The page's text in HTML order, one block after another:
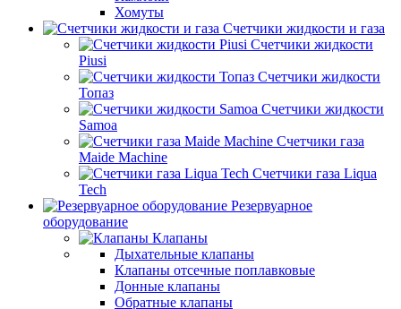
Хомуты
Счетчики жидкости и газа
Счетчики жидкости
Piusi
Счетчики жидкости
Топаз
Счетчики жидкости
Samoa
Счетчики газа
Maide Machine
Счетчики газа Liqua
Tech
Резервуарное
оборудование
Клапаны
Дыхательные клапаны
Клапаны отсечные поплавковые
Донные клапаны
Обратные клапаны